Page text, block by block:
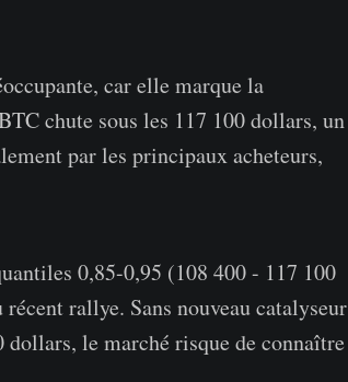
car elle marque la
chute sous les 117 100 dollars, un
par les principaux acheteurs,
0,85-0,95 (108 400 - 117 100
rallye. Sans nouveau catalyseur
le marché risque de connaître